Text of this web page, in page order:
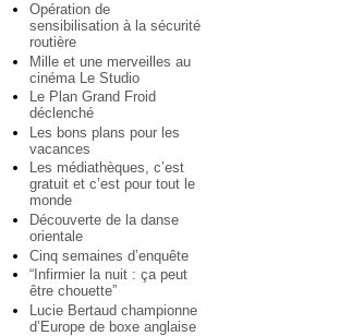
Opération de
sensibilisation à la sécurité
routière
Mille et une merveilles au
cinéma Le Studio
Le Plan Grand Froid
déclenché
Les bons plans pour les
vacances
Les médiathèques, c’est
gratuit et c’est pour tout le
monde
Découverte de la danse
orientale
Cinq semaines d’enquête
“Infirmier la nuit : ça peut
être chouette”
Lucie Bertaud championne
d’Europe de boxe anglaise